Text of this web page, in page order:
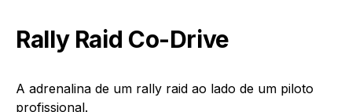
Rally Raid Co-Drive
A adrenalina de um rally raid ao lado de um piloto
profissional.